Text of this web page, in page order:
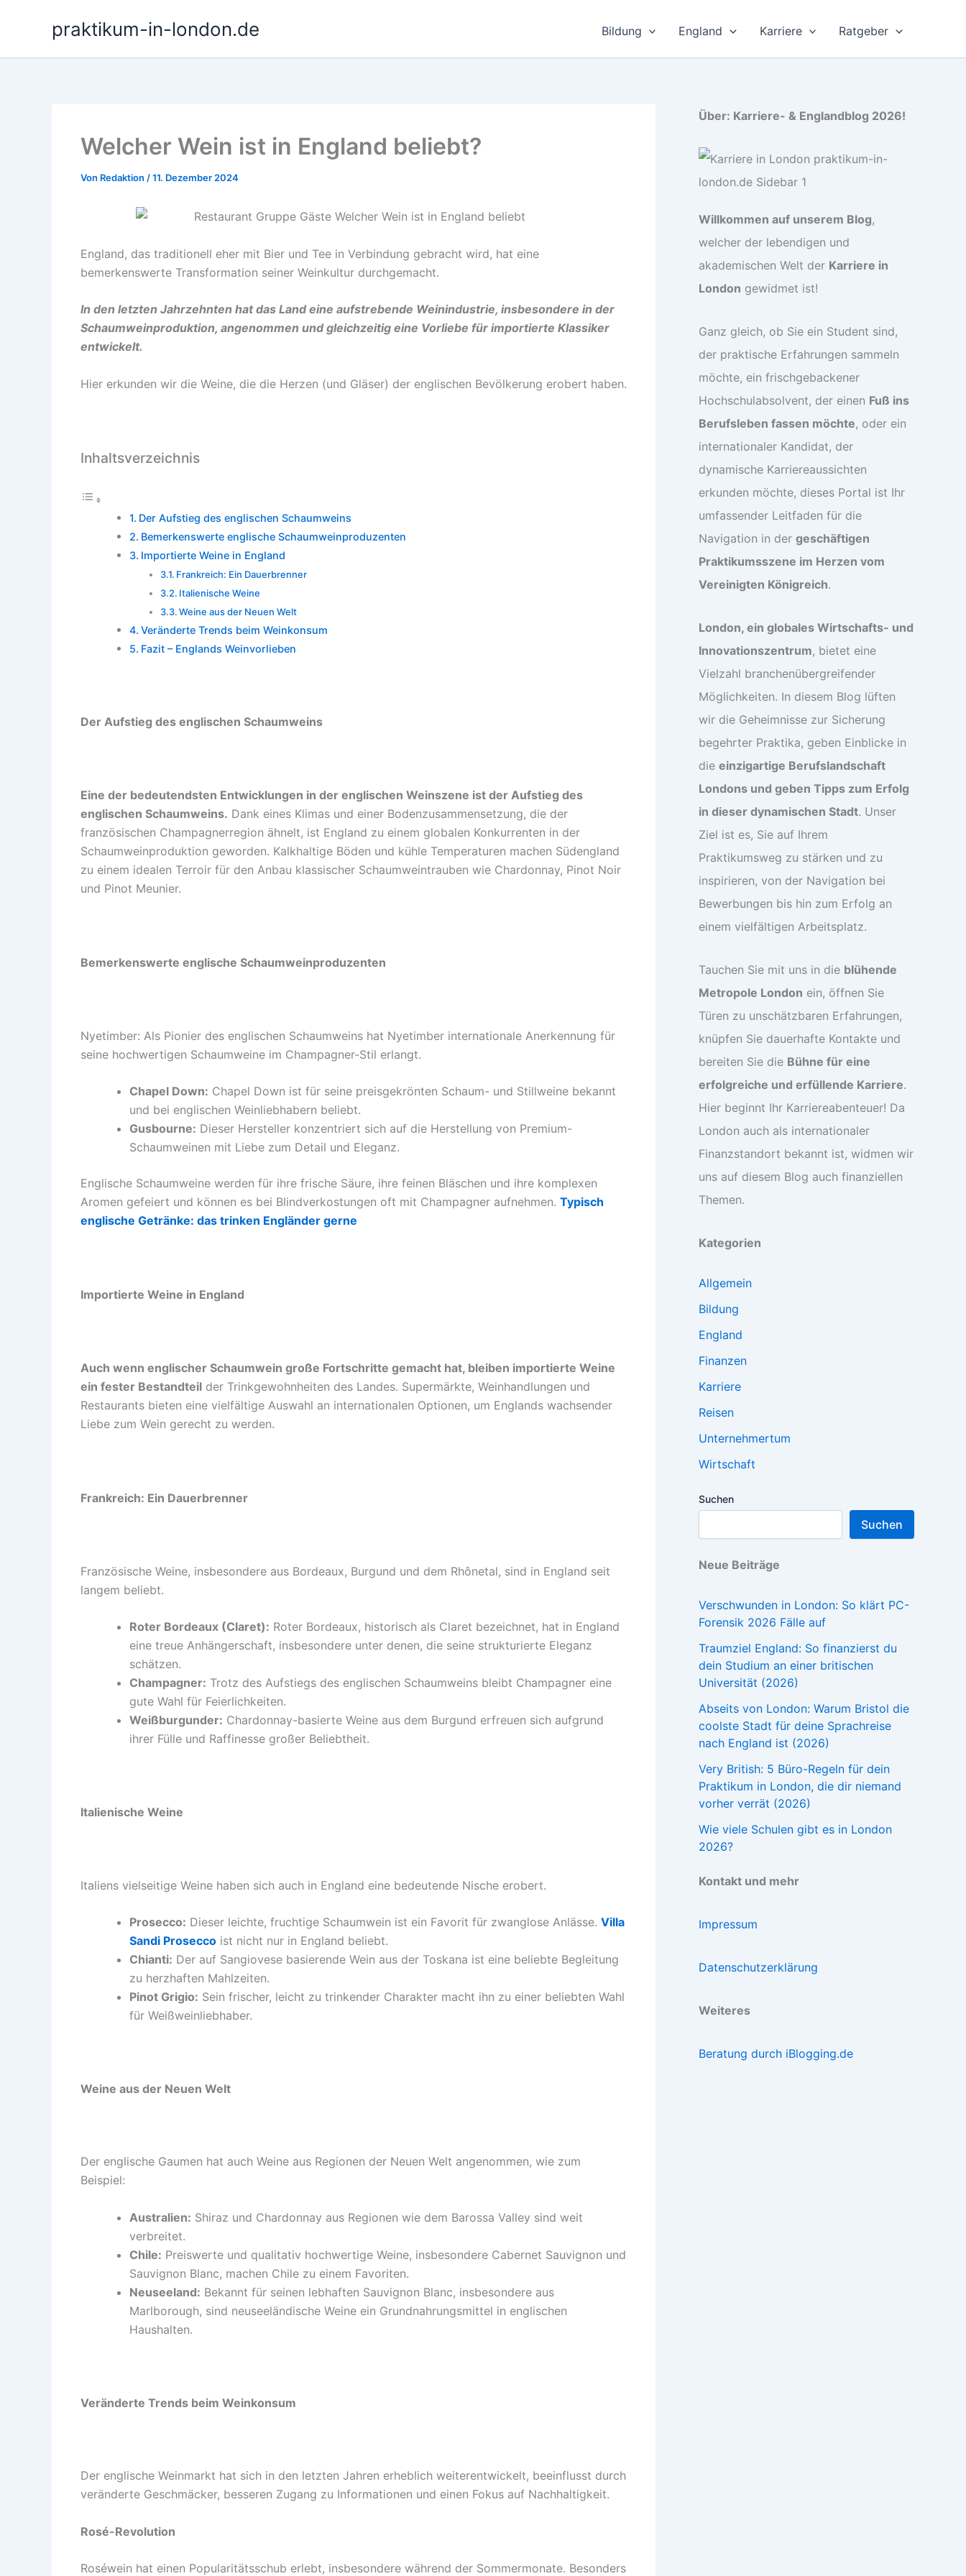
praktikum-in-london.de Bildung England Karriere Ratgeber
Welcher Wein ist in England beliebt?
Von Redaktion /11. Dezember 2024
England, das traditionell eher mit Bier und Tee in Verbindung gebracht wird, hat eine
bemerkenswerte Transformation seiner Weinkultur durchgemacht.
In den letzten Jahrzehnten hat das Land eine aufstrebende Weinindustrie, insbesondere in der
Schaumweinproduktion, angenommen und gleichzeitig eine Vorliebe für importierte Klassiker
entwickelt.
Hier erkunden wir die Weine, die die Herzen (und Gläser) der englischen Bevölkerung erobert haben.
Inhaltsverzeichnis
Der Aufstieg des englischen Schaumweins
Bemerkenswerte englische Schaumweinproduzenten
Importierte Weine in England
Frankreich: Ein Dauerbrenner
Italienische Weine
Weine aus der Neuen Welt
Veränderte Trends beim Weinkonsum
Fazit – Englands Weinvorlieben
Der Aufstieg des englischen Schaumweins
Eine der bedeutendsten Entwicklungen in der englischen Weinszene ist der Aufstieg des
englischen Schaumweins. Dank eines Klimas und einer Bodenzusammensetzung, die der
französischen Champagnerregion ähnelt, ist England zu einem globalen Konkurrenten in der
Schaumweinproduktion geworden. Kalkhaltige Böden und kühle Temperaturen machen Südengland
zu einem idealen Terroir für den Anbau klassischer Schaumweintrauben wie Chardonnay, Pinot Noir
und Pinot Meunier.
Bemerkenswerte englische Schaumweinproduzenten
Nyetimber: Als Pionier des englischen Schaumweins hat Nyetimber internationale Anerkennung für
seine hochwertigen Schaumweine im Champagner-Stil erlangt.
Chapel Down: Chapel Down ist für seine preisgekrönten Schaum- und Stillweine bekannt
und bei englischen Weinliebhabern beliebt.
Gusbourne: Dieser Hersteller konzentriert sich auf die Herstellung von Premium-
Schaumweinen mit Liebe zum Detail und Eleganz.
Englische Schaumweine werden für ihre frische Säure, ihre feinen Bläschen und ihre komplexen
Aromen gefeiert und können es bei Blindverkostungen oft mit Champagner aufnehmen. Typisch
englische Getränke: das trinken Engländer gerne
Importierte Weine in England
Auch wenn englischer Schaumwein große Fortschritte gemacht hat, bleiben importierte Weine
ein fester Bestandteil der Trinkgewohnheiten des Landes. Supermärkte, Weinhandlungen und
Restaurants bieten eine vielfältige Auswahl an internationalen Optionen, um Englands wachsender
Liebe zum Wein gerecht zu werden.
Frankreich: Ein Dauerbrenner
Französische Weine, insbesondere aus Bordeaux, Burgund und dem Rhônetal, sind in England seit
langem beliebt.
Roter Bordeaux (Claret): Roter Bordeaux, historisch als Claret bezeichnet, hat in England
eine treue Anhängerschaft, insbesondere unter denen, die seine strukturierte Eleganz
schätzen.
Champagner: Trotz des Aufstiegs des englischen Schaumweins bleibt Champagner eine
gute Wahl für Feierlichkeiten.
Weißburgunder: Chardonnay-basierte Weine aus dem Burgund erfreuen sich aufgrund
ihrer Fülle und Raffinesse großer Beliebtheit.
Italienische Weine
Italiens vielseitige Weine haben sich auch in England eine bedeutende Nische erobert.
Prosecco: Dieser leichte, fruchtige Schaumwein ist ein Favorit für zwanglose Anlässe. Villa
Sandi Prosecco ist nicht nur in England beliebt.
Chianti: Der auf Sangiovese basierende Wein aus der Toskana ist eine beliebte Begleitung
zu herzhaften Mahlzeiten.
Pinot Grigio: Sein frischer, leicht zu trinkender Charakter macht ihn zu einer beliebten Wahl
für Weißweinliebhaber.
Weine aus der Neuen Welt
Der englische Gaumen hat auch Weine aus Regionen der Neuen Welt angenommen, wie zum
Beispiel:
Australien: Shiraz und Chardonnay aus Regionen wie dem Barossa Valley sind weit
verbreitet.
Chile: Preiswerte und qualitativ hochwertige Weine, insbesondere Cabernet Sauvignon und
Sauvignon Blanc, machen Chile zu einem Favoriten.
Neuseeland: Bekannt für seinen lebhaften Sauvignon Blanc, insbesondere aus
Marlborough, sind neuseeländische Weine ein Grundnahrungsmittel in englischen
Haushalten.
Veränderte Trends beim Weinkonsum
Der englische Weinmarkt hat sich in den letzten Jahren erheblich weiterentwickelt, beeinflusst durch
veränderte Geschmäcker, besseren Zugang zu Informationen und einen Fokus auf Nachhaltigkeit.
Rosé-Revolution
Roséwein hat einen Popularitätsschub erlebt, insbesondere während der Sommermonate. Besonders
Über: Karriere- & Englandblog 2026!
Willkommen auf unserem Blog,
welcher der lebendigen und
akademischen Welt der Karriere in
London gewidmet ist!
Ganz gleich, ob Sie ein Student sind,
der praktische Erfahrungen sammeln
möchte, ein frischgebackener
Hochschulabsolvent, der einen Fuß ins
Berufsleben fassen möchte, oder ein
internationaler Kandidat, der
dynamische Karriereaussichten
erkunden möchte, dieses Portal ist Ihr
umfassender Leitfaden für die
Navigation in der geschäftigen
Praktikumsszene im Herzen vom
Vereinigten Königreich.
London, ein globales Wirtschafts- und
Innovationszentrum, bietet eine
Vielzahl branchenübergreifender
Möglichkeiten. In diesem Blog lüften
wir die Geheimnisse zur Sicherung
begehrter Praktika, geben Einblicke in
die einzigartige Berufslandschaft
Londons und geben Tipps zum Erfolg
in dieser dynamischen Stadt. Unser
Ziel ist es, Sie auf Ihrem
Praktikumsweg zu stärken und zu
inspirieren, von der Navigation bei
Bewerbungen bis hin zum Erfolg an
einem vielfältigen Arbeitsplatz.
Tauchen Sie mit uns in die blühende
Metropole London ein, öffnen Sie
Türen zu unschätzbaren Erfahrungen,
knüpfen Sie dauerhafte Kontakte und
bereiten Sie die Bühne für eine
erfolgreiche und erfüllende Karriere.
Hier beginnt Ihr Karriereabenteuer! Da
London auch als internationaler
Finanzstandort bekannt ist, widmen wir
uns auf diesem Blog auch finanziellen
Themen.
Kategorien
Allgemein
Bildung
England
Finanzen
Karriere
Reisen
Unternehmertum
Wirtschaft
Suchen
Suchen
Neue Beiträge
Verschwunden in London: So klärt PC-
Forensik 2026 Fälle auf
Traumziel England: So finanzierst du
dein Studium an einer britischen
Universität (2026)
Abseits von London: Warum Bristol die
coolste Stadt für deine Sprachreise
nach England ist (2026)
Very British: 5 Büro-Regeln für dein
Praktikum in London, die dir niemand
vorher verrät (2026)
Wie viele Schulen gibt es in London
2026?
Kontakt und mehr
Impressum
Datenschutzerklärung
Weiteres
Beratung durch iBlogging.de